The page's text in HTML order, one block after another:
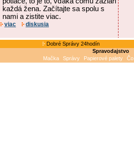
každá žena. Začítajte sa spolu s
nami a zistite viac.
viac diskusia
Dobré Správy 24hodín
Spravodajstvo
Mačka
Správy Papierové palety